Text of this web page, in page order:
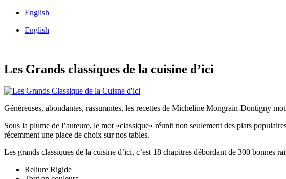
English
English
Les Grands classiques de la cuisine d’ici
Généreuses, abondantes, rassurantes, les recettes de Micheline Mongrain-Dontigny
Sous la plume de l’auteure, le mot «classique» réunit non seulement des plats
récemment une place de choix sur nos tables.
Les grands classiques de la cuisine d’ici, c’est 18 chapitres débordant de 300 bonnes
Reliure Rigide